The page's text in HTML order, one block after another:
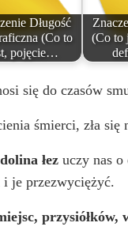
Długość
(Co to
pojęcie…
(Co to
się do czasów
śmierci, zła
dolina łez uczy nas
i je przezwyciężyć.
przysiółków,